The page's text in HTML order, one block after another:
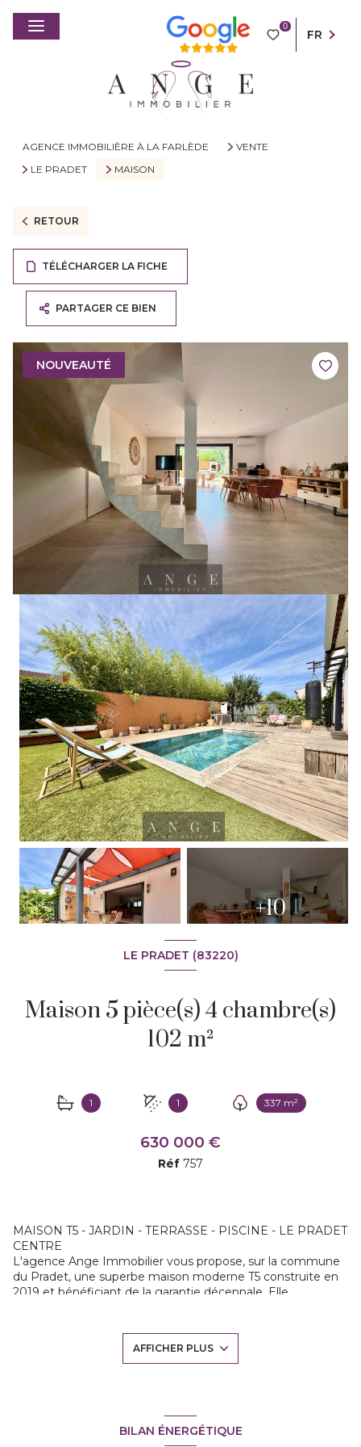
0
FR
AGENCE IMMOBILIÈRE À LA FARLÈDE
VENTE
LE PRADET
MAISON
RETOUR
TÉLÉCHARGER LA FICHE
PARTAGER CE BIEN
NOUVEAUTÉ
+10
LE PRADET (83220)
Maison 5 pièce(s) 4 chambre(s)
102 m²
1 1 337 m²
630 000 €
Réf 757
MAISON T5 - JARDIN - TERRASSE - PISCINE - LE PRADET
CENTRE
L'agence Ange Immobilier vous propose, sur la commune
du Pradet, une superbe maison moderne T5 construite en
2019 et bénéficiant de la garantie décennale. Elle
-une vaste pièce de vie avec séjour et cuisine ouverte,
entièrement aménagée et équipée
-un WC indépendant
AFFICHER PLUS
BILAN ÉNERGÉTIQUE